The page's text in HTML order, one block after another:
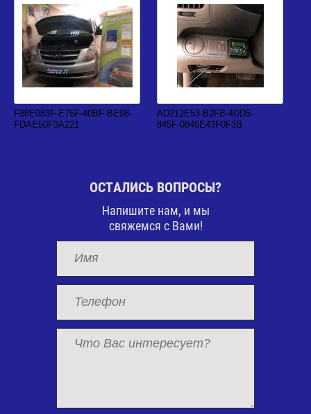
F88E083F-E76F-40BF-BE98-
FDAE50F3A221
AD212E53-B2FB-4DD5-
845F-0846E43F0F3B
ОСТАЛИСЬ ВОПРОСЫ?
Напишите нам, и мы
свяжемся с Вами!